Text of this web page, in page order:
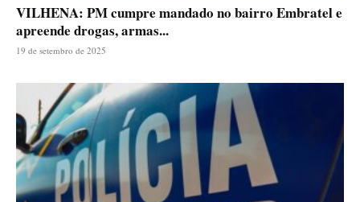
VILHENA: PM cumpre mandado no bairro Embratel e
apreende drogas, armas...
19 de setembro de 2025